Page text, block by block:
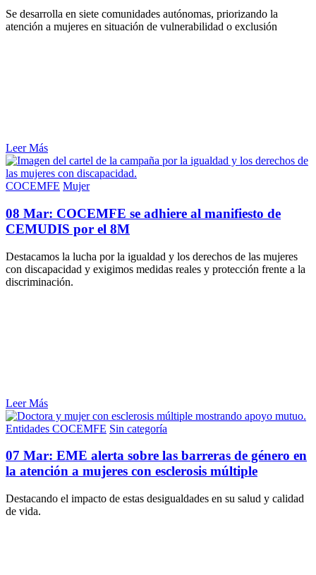
Se desarrolla en siete comunidades autónomas, priorizando la
atención a mujeres en situación de vulnerabilidad o exclusión
Leer Más
COCEMFE Mujer
08 Mar: COCEMFE se adhiere al manifiesto de
CEMUDIS por el 8M
Destacamos la lucha por la igualdad y los derechos de las mujeres
con discapacidad y exigimos medidas reales y protección frente a la
discriminación.
Leer Más
Entidades COCEMFE Sin categoría
07 Mar: EME alerta sobre las barreras de género en
la atención a mujeres con esclerosis múltiple
Destacando el impacto de estas desigualdades en su salud y calidad
de vida.